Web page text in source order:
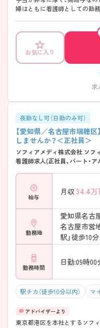
婦はともに看護師としての勤
お気に入り
求
夜勤なし可（日勤のみ可）
【愛知県／名古屋市瑞穂区
しませんか？＜正社員＞
ソフィアメディ株式会社 ソフ
看護師求人(正社員、パート・
給与
月収 34.4万
勤務地
愛知県名古
名古屋市営
駅」徒歩10分
勤務時間
日勤:09時00
駅チカ（徒歩10分以内） マ
東京都港区を本社とするソフ